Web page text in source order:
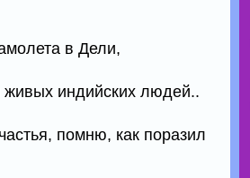
в Дели,
живых индийских людей..
помню, как поразил